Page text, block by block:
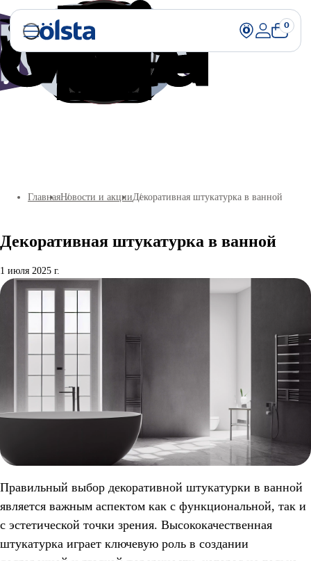
0
ГлавнаяНовости и акцииДекоративная штукатурка в ванной
1 июля 2025 г.
Декоративная штукатурка в ванной
Правильный выбор декоративной штукатурки в ванной
является важным аспектом как с функциональной, так и
с эстетической точки зрения. Высококачественная
штукатурка играет ключевую роль в создании